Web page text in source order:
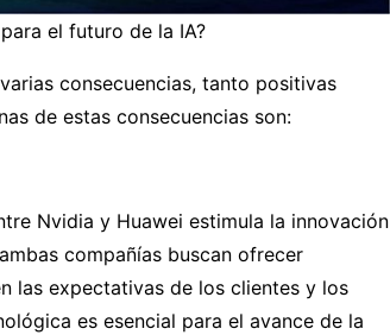
el futuro de la IA?
consecuencias, tanto positivas
de estas consecuencias son:
Nvidia y Huawei estimula la innovación
compañías buscan ofrecer
las expectativas de los clientes y los
es esencial para el avance de la